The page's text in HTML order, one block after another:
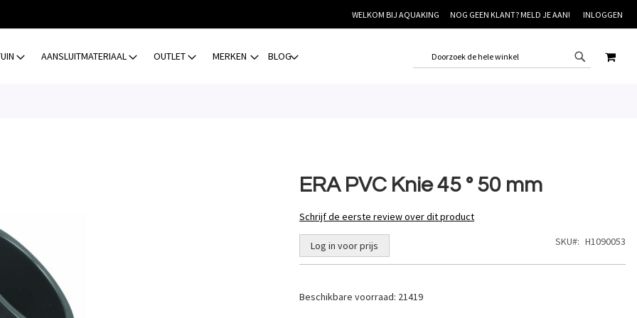
WELKOM BIJ AQUAKING NOG GEEN KLANT? MELD JE AAN! INLOGGEN
AANSLUITMATERIAAL OUTLET MERKEN BLOG
ERA PVC Knie 45 ° 50 mm
Schrijf de eerste review over dit product
Log in voor prijs SKU H1090053
Beschikbare voorraad: 21419